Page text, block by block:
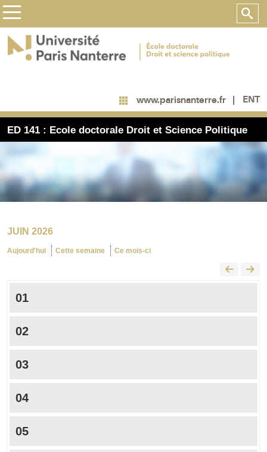
www.parisnanterre.fr ENT
ED 141 : Ecole doctorale Droit et Science Politique
JUIN 2026
Aujourd'hui Cette semaine Ce mois-ci
01
02
03
04
05